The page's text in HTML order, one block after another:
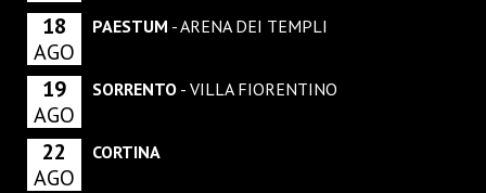
18
AGO
PAESTUM - ARENA DEI TEMPLI
19
AGO
SORRENTO - VILLA FIORENTINO
22
AGO
CORTINA